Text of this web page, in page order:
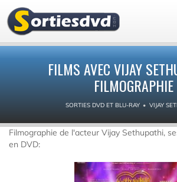
FILMS AVEC VIJAY
FILMOGRAPHIE
SORTIES DVD ET BLU-RAY VIJAY
Filmographie de l'acteur Vijay Sethupathi,
en DVD: